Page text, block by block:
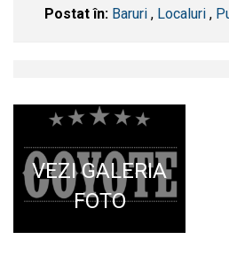
Postat în: Baruri , Localuri ,
VEZI GALERIA
FOTO